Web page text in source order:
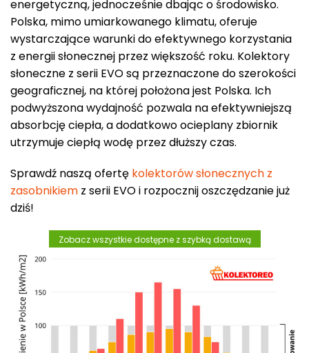
energetyczną, jednocześnie dbając o środowisko.
Polska, mimo umiarkowanego klimatu, oferuje
wystarczające warunki do efektywnego korzystania
z energii słonecznej przez większość roku. Kolektory
słoneczne z serii EVO są przeznaczone do szerokości
geograficznej, na której położona jest Polska. Ich
podwyższona wydajność pozwala na efektywniejszą
absorbcję ciepła, a dodatkowo ocieplany zbiornik
utrzymuje ciepłą wodę przez dłuższy czas.
Sprawdź naszą ofertę kolektorów słonecznych z
zasobnikiem z serii EVO i rozpocznij oszczędzanie już
dziś!
Zobacz wszystkie dostępne z szybką dostawą